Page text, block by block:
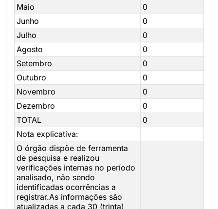
Maio
0
Junho
0
Julho
0
Agosto
0
Setembro
0
Outubro
0
Novembro
0
Dezembro
0
TOTAL
0
Nota explicativa:
O órgão dispõe de ferramenta
de pesquisa e realizou
verificações internas no período
analisado, não sendo
identificadas ocorrências a
registrar.As informações são
atualizadas a cada 30 (trinta)